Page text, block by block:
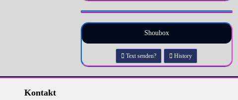
Shoubox
Text senden? History
Kontakt